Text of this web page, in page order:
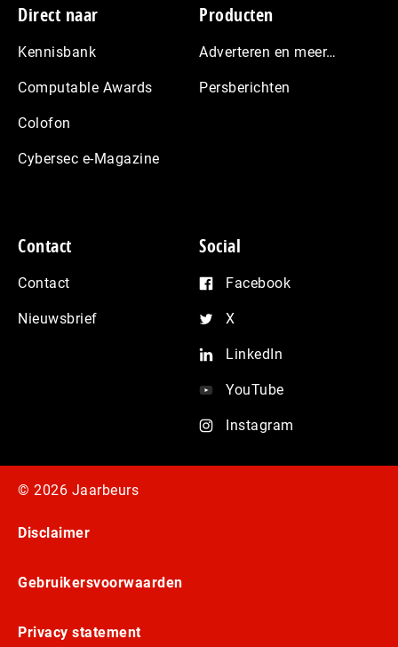
Footer
Direct naar
Kennisbank
Computable Awards
Colofon
Cybersec e-Magazine
Producten
Adverteren en meer…
Persberichten
Contact
Contact
Nieuwsbrief
Social
Facebook
X
LinkedIn
YouTube
Instagram
© 2026 Jaarbeurs
Disclaimer
Gebruikersvoorwaarden
Privacy statement